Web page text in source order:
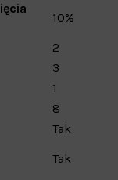
10%
2
3
1
8
Tak
Tak